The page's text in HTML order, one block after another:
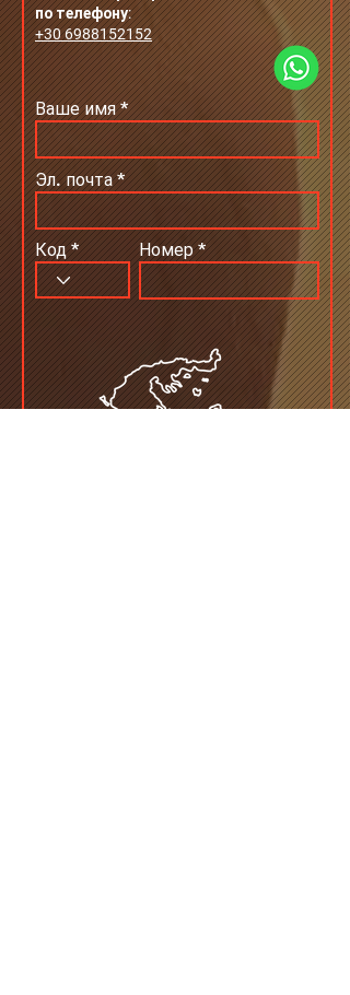
по телефону:
+30 6988152152
Ваше имя
Эл. почта
Код Номер